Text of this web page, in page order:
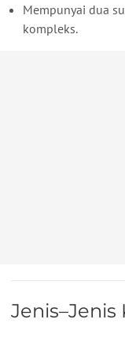
Mempunyai dua
kompleks.